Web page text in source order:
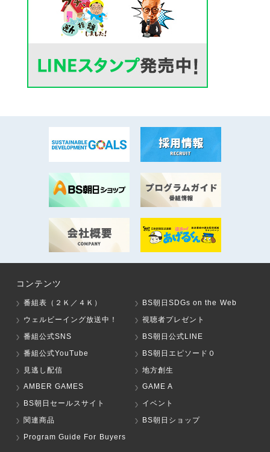
コンテンツ
番組表（２Ｋ／４Ｋ）
BS朝日SDGs on the Web
ウェルビーイング放送中！
視聴者プレゼント
番組公式SNS
BS朝日公式LINE
番組公式YouTube
BS朝日エピソード０
見逃し配信
地方創生
AMBER GAMES
GAME A
BS朝日セールスサイト
イベント
関連商品
BS朝日ショップ
Program Guide For Buyers